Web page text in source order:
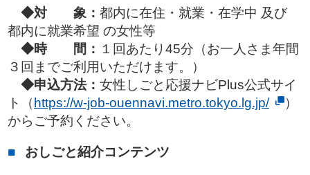
◆対 象： 都内に在住・就業・在学中 及び
都内に就業希望 の女性等
◆時 間： １回あたり45分（お一人さま年間
３回までご利用いただけます。）
◆申込方法： 女性しごと応援ナビPlus公式サイ
ト（ https://w-job-ouennavi.metro.tokyo.lg.jp/
）
からご予約ください。
おしごと紹介コンテンツ